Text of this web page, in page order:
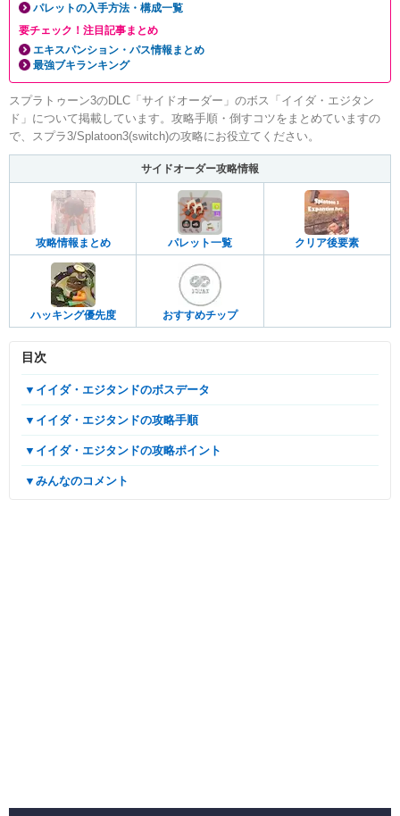
パレットの入手方法・構成一覧
要チェック！注目記事まとめ
エキスパンション・パス情報まとめ
最強ブキランキング
スプラトゥーン3のDLC「サイドオーダー」のボス「イイダ・エジタン
ド」について掲載しています。攻略手順・倒すコツをまとめていますの
で、スプラ3/Splatoon3(switch)の攻略にお役立てください。
サイドオーダー攻略情報
攻略情報まとめ パレット一覧 クリア後要素
ハッキング優先度 おすすめチップ
目次
▼イイダ・エジタンドのボスデータ
▼イイダ・エジタンドの攻略手順
▼イイダ・エジタンドの攻略ポイント
▼みんなのコメント